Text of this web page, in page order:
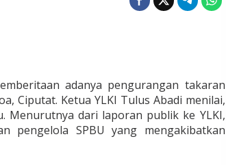
adanya pengurangan takaran
Ciputat. Ketua YLKI Tulus Abadi menilai,
Menurutnya dari laporan publik ke YLKI,
pengelola SPBU yang mengakibatkan